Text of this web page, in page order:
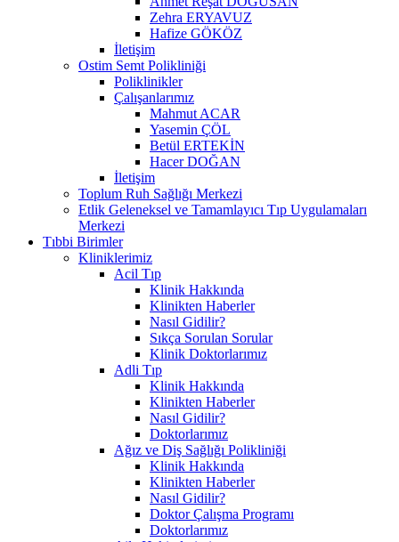
Zehra ERYAVUZ
Hafize GÖKÖZ
İletişim
Ostim Semt Polikliniği
Poliklinikler
Çalışanlarımız
Mahmut ACAR
Yasemin ÇÖL
Betül ERTEKİN
Hacer DOĞAN
İletişim
Toplum Ruh Sağlığı Merkezi
Etlik Geleneksel ve Tamamlayıcı Tıp Uygulamaları
Merkezi
Tıbbi Birimler
Kliniklerimiz
Acil Tıp
Klinik Hakkında
Klinikten Haberler
Nasıl Gidilir?
Sıkça Sorulan Sorular
Klinik Doktorlarımız
Adli Tıp
Klinik Hakkında
Klinikten Haberler
Nasıl Gidilir?
Doktorlarımız
Ağız ve Diş Sağlığı Polikliniği
Klinik Hakkında
Klinikten Haberler
Nasıl Gidilir?
Doktor Çalışma Programı
Doktorlarımız